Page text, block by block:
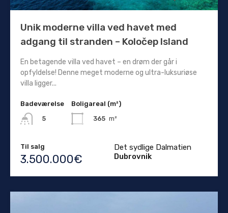
Unik moderne villa ved havet med
adgang til stranden – Koločep Island
En betagende villa ved havet – en drøm der går i
opfyldelse! Denne meget moderne og ultra-luksuriøse
villa ligger...
Badeværelse
5
Boligareal (m²)
365 m²
Til salg
3.500.000€
Det sydlige Dalmatien
Dubrovnik